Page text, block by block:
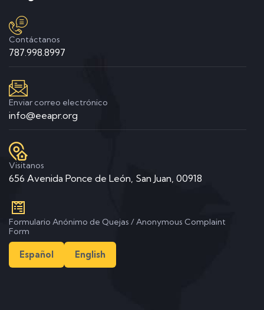
Contáctanos
787.998.8997
Enviar correo electrónico
info@eeapr.org
Visitanos
656 Avenida Ponce de León, San Juan, 00918
Formulario Anónimo de Quejas / Anonymous Complaint
Form
Español English